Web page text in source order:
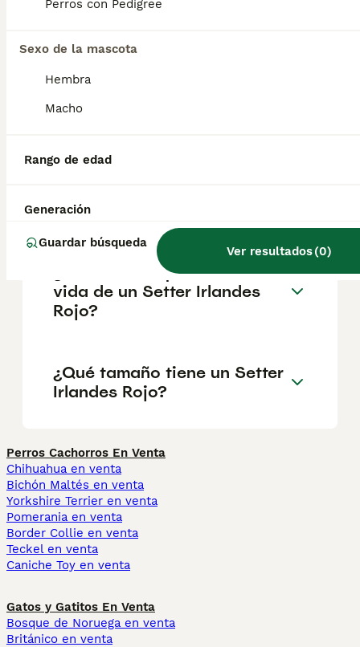
Perros con Pedigree
Sexo de la mascota
Hembra
Macho
Rango de edad
Generación
Guardar búsqueda
Ver resultados(0)
¿Cómo es el carácter de
Setter Irlandes Rojo?
Irlandes Rojo?
¿Cuál es la esperanza de
vida de un Setter Irlandes
Rojo?
¿Qué tamaño tiene un Setter
Irlandes Rojo?
Perros Cachorros En Venta
Chihuahua en venta
Bichón Maltés en venta
Yorkshire Terrier en venta
Pomerania en venta
Border Collie en venta
Teckel en venta
Caniche Toy en venta
Gatos y Gatitos En Venta
Bosque de Noruega en venta
Británico en venta